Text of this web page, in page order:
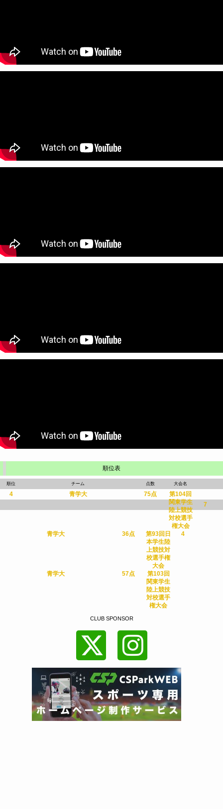
順位表
順位 チーム 点数 大会名
4 青学大 75点
第104回
関東学生
陸上競技
対校選手
権大会
7
青学大 36点
第93回日
本学生陸
上競技対
校選手権
大会
4
青学大 57点
第103回
関東学生
陸上競技
対校選手
権大会
CLUB SPONSOR